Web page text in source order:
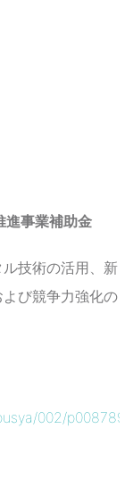
進事業補助金
技術の活用、新
び競争力強化の
002/